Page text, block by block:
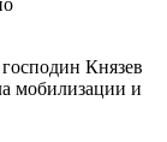
Князев
мобилизации и